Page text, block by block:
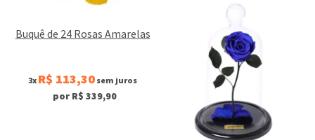
Buquê de 24 Rosas Amarelas
3x R$ 113,30 sem juros
por R$ 339,90